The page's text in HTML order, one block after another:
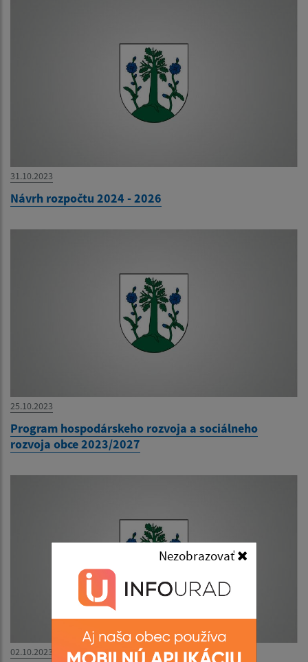
Nezobrazovať
31.10.2023
Návrh rozpočtu 2024 - 2026
25.10.2023
Program hospodárskeho rozvoja a sociálneho
rozvoja obce 2023/2027
02.10.2023